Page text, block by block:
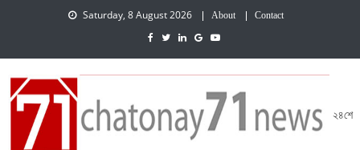
Saturday, 8 August 2026 About Contact
২৪শে